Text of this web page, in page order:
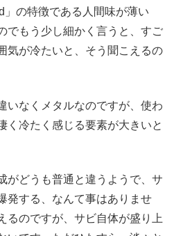
の特徴である人間味が薄い
でもう少し細かく言うと、すご
気が冷たいと、そう聞こえるの
いなくメタルなのですが、使わ
く冷たく感じる要素が大きいと
がどうも普通と違うようで、サ
発する、なんて事はありませ
るのですが、サビ自体が盛り上